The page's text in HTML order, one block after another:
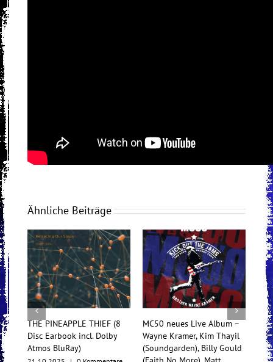
Ähnliche Beiträge
THE PINEAPPLE THIEF (8
Disc Earbook incl. Dolby
Atmos BluRay)
MC50 neues Live Album –
Wayne Kramer, Kim Thayil
(Soundgarden), Billy Gould